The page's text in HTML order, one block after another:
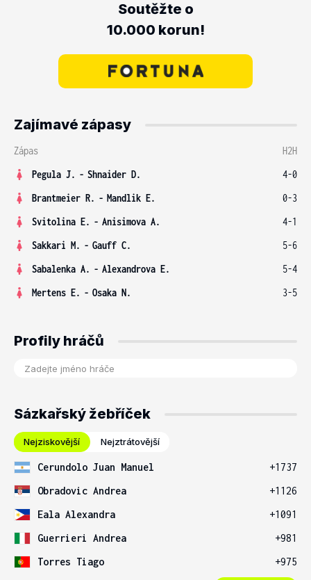
Soutěžte o
10.000 korun!
Zajímavé zápasy
Zápas
H2H
Pegula J. - Shnaider D.
4-0
Brantmeier R. - Mandlik E.
0-3
Svitolina E. - Anisimova A.
4-1
Sakkari M. - Gauff C.
5-6
Sabalenka A. - Alexandrova E.
5-4
Mertens E. - Osaka N. 3-5
Profily hráčů
Sázkařský žebříček
Nejziskovější Nejztrátovější
Cerundolo Juan Manuel
+1737
Obradovic Andrea
+1126
Eala Alexandra
+1091
Guerrieri Andrea
+981
Torres Tiago
+975